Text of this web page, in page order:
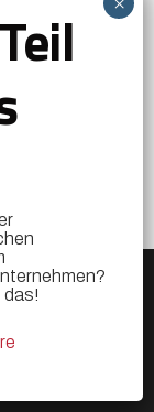
das!
Erfahrung auf